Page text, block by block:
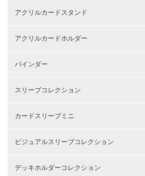
アクリルカードスタンド
アクリルカードホルダー
バインダー
スリーブコレクション
カードスリーブミニ
ビジュアルスリーブコレクション
デッキホルダーコレクション